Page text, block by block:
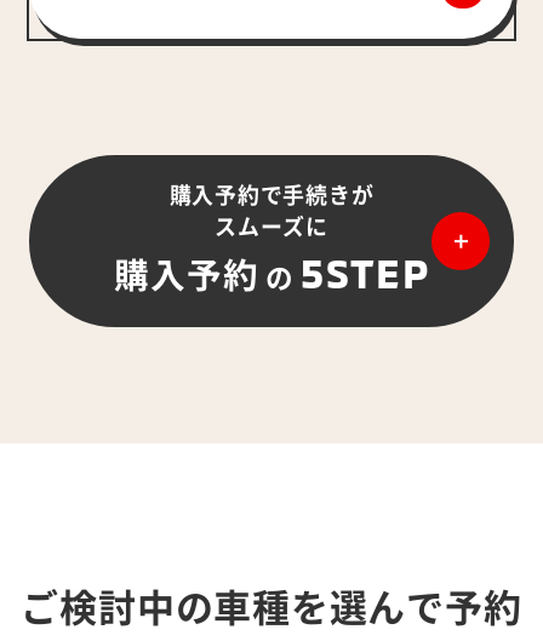
購入予約で手続きが
スムーズに
購入予約 の 5STEP
ご検討中の車種を選んで予約